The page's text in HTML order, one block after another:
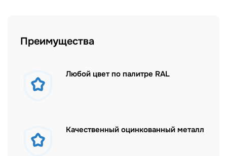
Преимущества
Любой цвет по палитре RAL
Качественный оцинкованный металл